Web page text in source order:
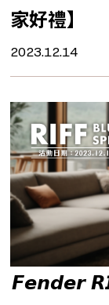
家好禮】
2023.12.14
𝙁𝙚𝙣𝙙𝙚𝙧